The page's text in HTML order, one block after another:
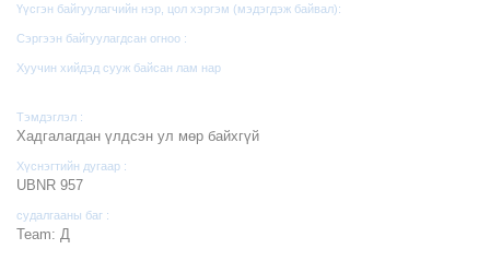
Үүсгэн байгуулагчийн нэр, цол хэргэм (мэдэгдэж байвал):
Сэргээн байгуулагдсан огноо :
Хуучин хийдэд сууж байсан лам нар
Тэмдэглэл :
Хадгалагдан үлдсэн ул мөр байхгүй
Хүснэгтийн дугаар :
UBNR 957
судалгааны баг :
Team: Д